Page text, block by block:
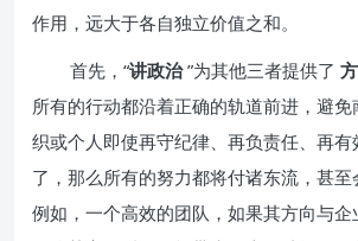
作用，远大于各自独立价值之和。
首先，“讲政治”为其他三者提供了
所有的行动都沿着正确的轨道前进，避免
织或个人即使再守纪律、再负责任、再
了，那么所有的努力都将付诸东流，甚至
例如，一个高效的团队，如果其方向与企